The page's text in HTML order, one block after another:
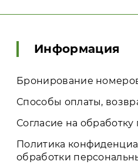
Информация
Бронирование
Способы оплаты,
Согласие на
Политика
обработки